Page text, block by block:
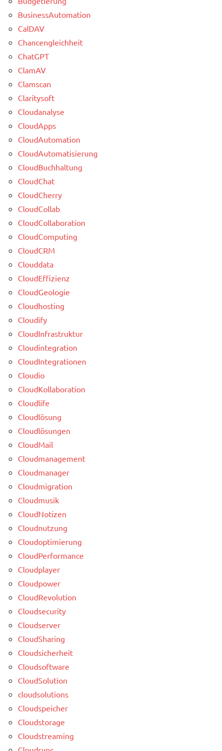
BusinessAutomation
CalDAV
Chancengleichheit
ChatGPT
ClamAV
Clamscan
Claritysoft
Cloudanalyse
CloudApps
CloudAutomation
CloudAutomatisierung
CloudBuchhaltung
CloudChat
CloudCherry
CloudCollab
CloudCollaboration
CloudComputing
CloudCRM
Clouddata
CloudEffizienz
CloudGeologie
Cloudhosting
Cloudify
CloudInfrastruktur
Cloudintegration
CloudIntegrationen
Cloudio
CloudKollaboration
Cloudlife
Cloudlösung
Cloudlösungen
CloudMail
Cloudmanagement
Cloudmanager
Cloudmigration
Cloudmusik
CloudNotizen
Cloudnutzung
Cloudoptimierung
CloudPerformance
Cloudplayer
Cloudpower
CloudRevolution
Cloudsecurity
Cloudserver
CloudSharing
Cloudsicherheit
Cloudsoftware
CloudSolution
cloudsolutions
Cloudspeicher
Cloudstorage
Cloudstreaming